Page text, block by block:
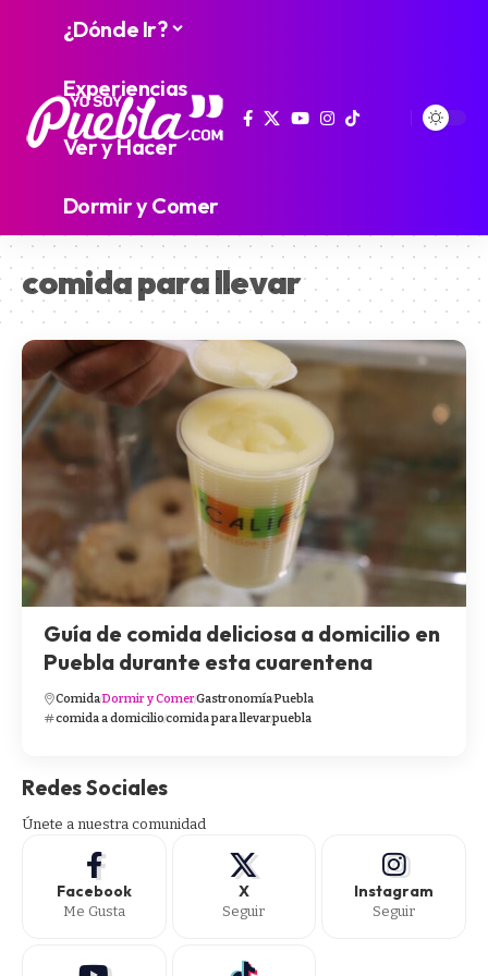
¿Dónde Ir?
Experiencias
Ver y Hacer
Dormir y Comer
comida para llevar
Guía de comida deliciosa a domicilio en
Puebla durante esta cuarentena
ComidaDormir y ComerGastronomíaPuebla
comida a domiciliocomida para llevarpuebla
Redes Sociales
Únete a nuestra comunidad
Facebook
Me Gusta
X
Seguir
Instagram
Seguir